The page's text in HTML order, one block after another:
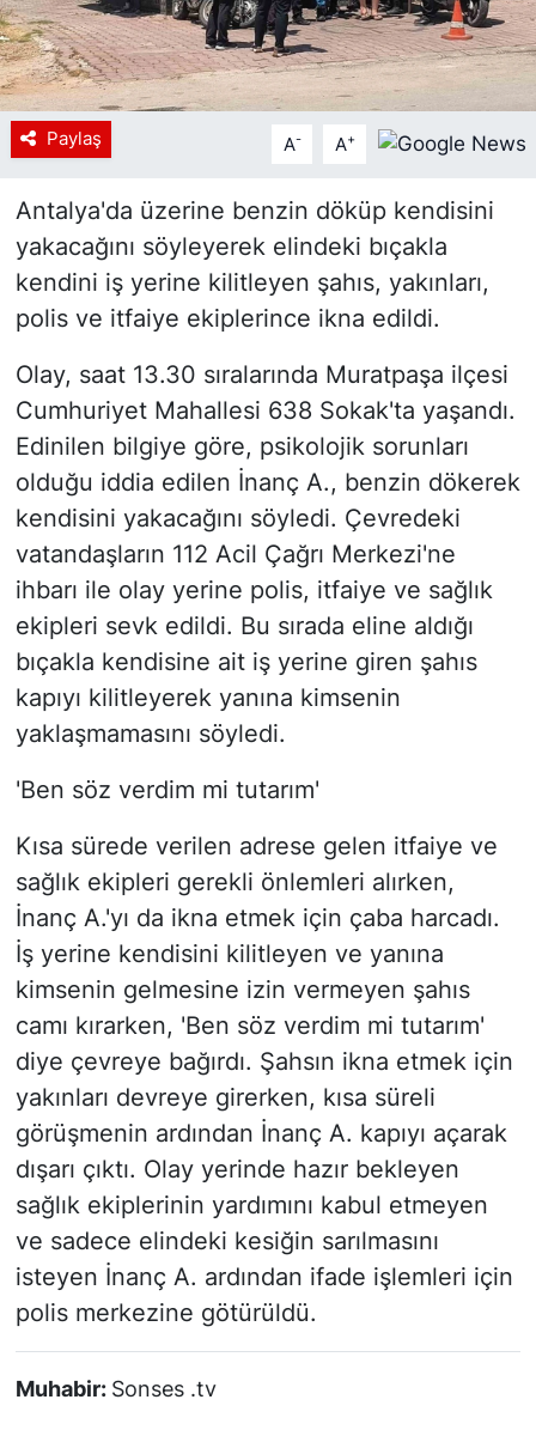
Paylaş A- A+
Antalya'da üzerine benzin döküp kendisini
yakacağını söyleyerek elindeki bıçakla
kendini iş yerine kilitleyen şahıs, yakınları,
polis ve itfaiye ekiplerince ikna edildi.
Olay, saat 13.30 sıralarında Muratpaşa ilçesi
Cumhuriyet Mahallesi 638 Sokak'ta yaşandı.
Edinilen bilgiye göre, psikolojik sorunları
olduğu iddia edilen İnanç A., benzin dökerek
kendisini yakacağını söyledi. Çevredeki
vatandaşların 112 Acil Çağrı Merkezi'ne
ihbarı ile olay yerine polis, itfaiye ve sağlık
ekipleri sevk edildi. Bu sırada eline aldığı
bıçakla kendisine ait iş yerine giren şahıs
kapıyı kilitleyerek yanına kimsenin
yaklaşmamasını söyledi.
'Ben söz verdim mi tutarım'
Kısa sürede verilen adrese gelen itfaiye ve
sağlık ekipleri gerekli önlemleri alırken,
İnanç A.'yı da ikna etmek için çaba harcadı.
İş yerine kendisini kilitleyen ve yanına
kimsenin gelmesine izin vermeyen şahıs
camı kırarken, 'Ben söz verdim mi tutarım'
diye çevreye bağırdı. Şahsın ikna etmek için
yakınları devreye girerken, kısa süreli
görüşmenin ardından İnanç A. kapıyı açarak
dışarı çıktı. Olay yerinde hazır bekleyen
sağlık ekiplerinin yardımını kabul etmeyen
ve sadece elindeki kesiğin sarılmasını
isteyen İnanç A. ardından ifade işlemleri için
polis merkezine götürüldü.
Muhabir: Sonses .tv